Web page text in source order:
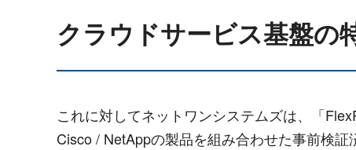
クラウドサービス基盤の
これに対してネットワンシステムズは、「
Cisco / NetAppの製品を組み合わせた事前検